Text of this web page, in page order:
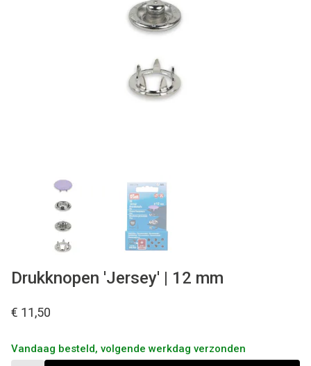
Drukknopen 'Jersey' | 12 mm
€ 11,50
Vandaag besteld, volgende werkdag verzonden